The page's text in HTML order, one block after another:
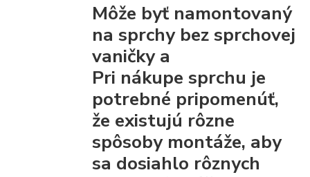
Môže byť namontovaný
na sprchy bez sprchovej
vaničky a
Pri nákupe sprchu je
potrebné pripomenúť,
že existujú rôzne
spôsoby montáže, aby
sa dosiahlo rôznych